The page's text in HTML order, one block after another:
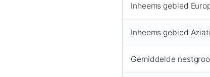
Inheems gebied
Inheems gebied
Gemiddelde